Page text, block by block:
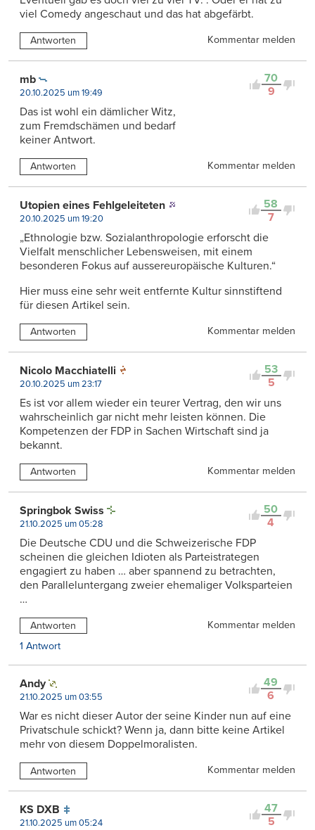
viel Comedy angeschaut und das hat abgefärbt.
Antworten Kommentar melden
70
9
mb
20.10.2025 um 19:49
Das ist wohl ein dämlicher Witz,
zum Fremdschämen und bedarf
keiner Antwort.
Antworten Kommentar melden
58
7
Utopien eines Fehlgeleiteten
20.10.2025 um 19:20
„Ethnologie bzw. Sozialanthropologie erforscht die
Vielfalt menschlicher Lebensweisen, mit einem
besonderen Fokus auf aussereuropäische Kulturen.“
Hier muss eine sehr weit entfernte Kultur sinnstiftend
für diesen Artikel sein.
Antworten Kommentar melden
53
5
Nicolo Macchiatelli
20.10.2025 um 23:17
Es ist vor allem wieder ein teurer Vertrag, den wir uns
wahrscheinlich gar nicht mehr leisten können. Die
Kompetenzen der FDP in Sachen Wirtschaft sind ja
bekannt.
Antworten Kommentar melden
50
4
Springbok Swiss
21.10.2025 um 05:28
Die Deutsche CDU und die Schweizerische FDP
scheinen die gleichen Idioten als Parteistrategen
engagiert zu haben … aber spannend zu betrachten,
den Paralleluntergang zweier ehemaliger Volksparteien
…
Antworten
Kommentar melden
1 Antwort
49
6
Andy
21.10.2025 um 03:55
War es nicht dieser Autor der seine Kinder nun auf eine
Privatschule schickt? Wenn ja, dann bitte keine Artikel
mehr von diesem Doppelmoralisten.
Antworten Kommentar melden
47
5
KS DXB
21.10.2025 um 05:24